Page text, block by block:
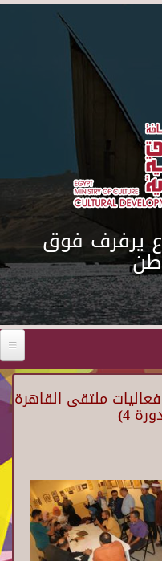
Skip to main content
يرفرف فوق
ملتقى القاهرة
4)